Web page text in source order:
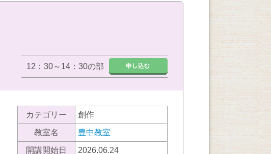
12：30～14：30の部
カテゴリー 創作
教室名 豊中教室
開講開始日 2026.06.24